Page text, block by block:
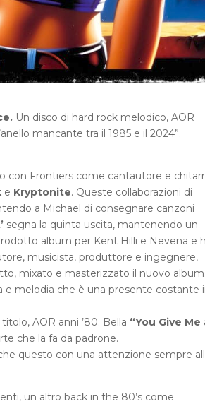
Un disco di hard rock melodico, AOR
mancante tra il 1985 e il 2024”.
con Frontiers come cantautore e
e Kryptonite. Queste collaborazioni di
a Michael di consegnare canzoni
segna la quinta uscita, mantenendo un
album per Kent Hilli e Nevena e
musicista, produttore e ingegnere,
mixato e masterizzato il nuovo
e melodia che è una presente costante
AOR anni ’80. Bella “You Give Me
che la fa da padrone.
questo con una attenzione sempre
un altro back in the 80’s come